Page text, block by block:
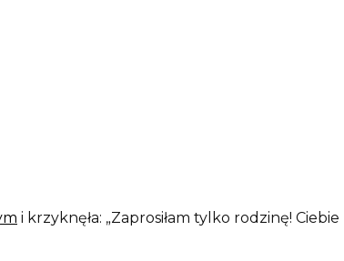
i krzyknęła: „Zaprosiłam tylko rodzinę! Ciebie